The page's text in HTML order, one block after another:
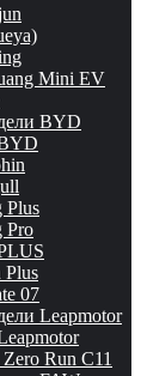
Mini EV
BYD
Pro
07
Leapmotor
Run C11